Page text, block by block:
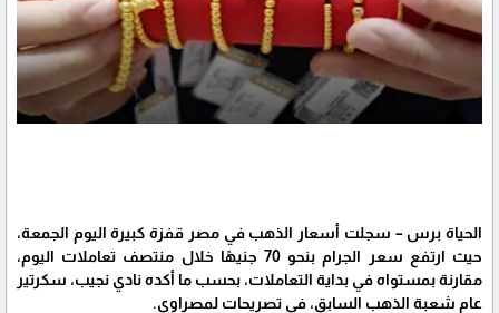
الحياة برس – سجلت أسعار الذهب في مصر قفزة كبيرة اليوم الجمعة،
حيث ارتفع سعر الجرام بنحو 70 جنيهًا خلال منتصف تعاملات اليوم،
مقارنة بمستواه في بداية التعاملات، بحسب ما أكده نادي نجيب، سكرتير
عام شعبة الذهب السابق، في تصريحات لمصراوي.